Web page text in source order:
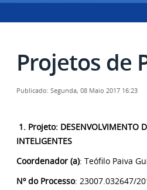
Projetos de
Publicado: Segunda, 08 Maio 2017 16:23
1. Projeto: DESENVOLVIMENTO
INTELIGENTES
Coordenador (a): Teófilo Paiva
Nº do Processo: 23007.032647/